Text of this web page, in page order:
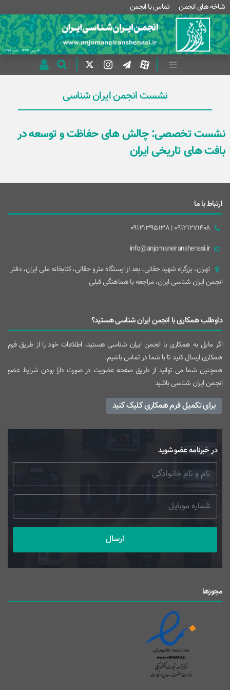
شاخه های انجمن تماس با انجمن
نشست انجمن ایران شناسی
نشست تخصصی: چالش های حفاظت و توسعه در
بافت های تاریخی ایران
ارتباط با ما
09121271408 | 09121395138
info@anjomaneiranshenasi.ir
تهران، بزرگراه شهيد حقانی، بعد از ايستگاه مترو حقانی، کتابخانه ملی ایران، دفتر
انجمن ایران شناسی ایران، مراجعه با هماهنگی قبلی
داوطلب همکاری با انجمن ایران شناسی هستید؟
اگر مایل به همکاری با انجمن ایران شناسی هستید، اطلاعات خود را از طریق فرم
همکاری ارسال کنید تا با شما در تماس باشیم.
همچنین شما می توانید از طریق صفحه عضویت در صورت دارا بودن شرایط عضو
انجمن ایران شناسی باشید
برای تکمیل فرم همکاری کلیک کنید
در خبرنامه عضو شوید
ارسال
مجوزها